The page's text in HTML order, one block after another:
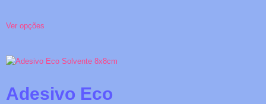
Ver opções
Adesivo Eco